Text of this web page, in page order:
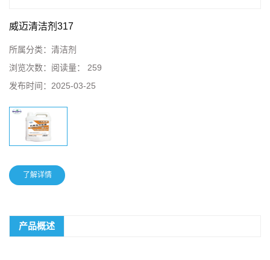
威迈清洁剂317
所属分类： 清洁剂
浏览次数： 阅读量： 259
发布时间： 2025-03-25
了解详情
产品概述